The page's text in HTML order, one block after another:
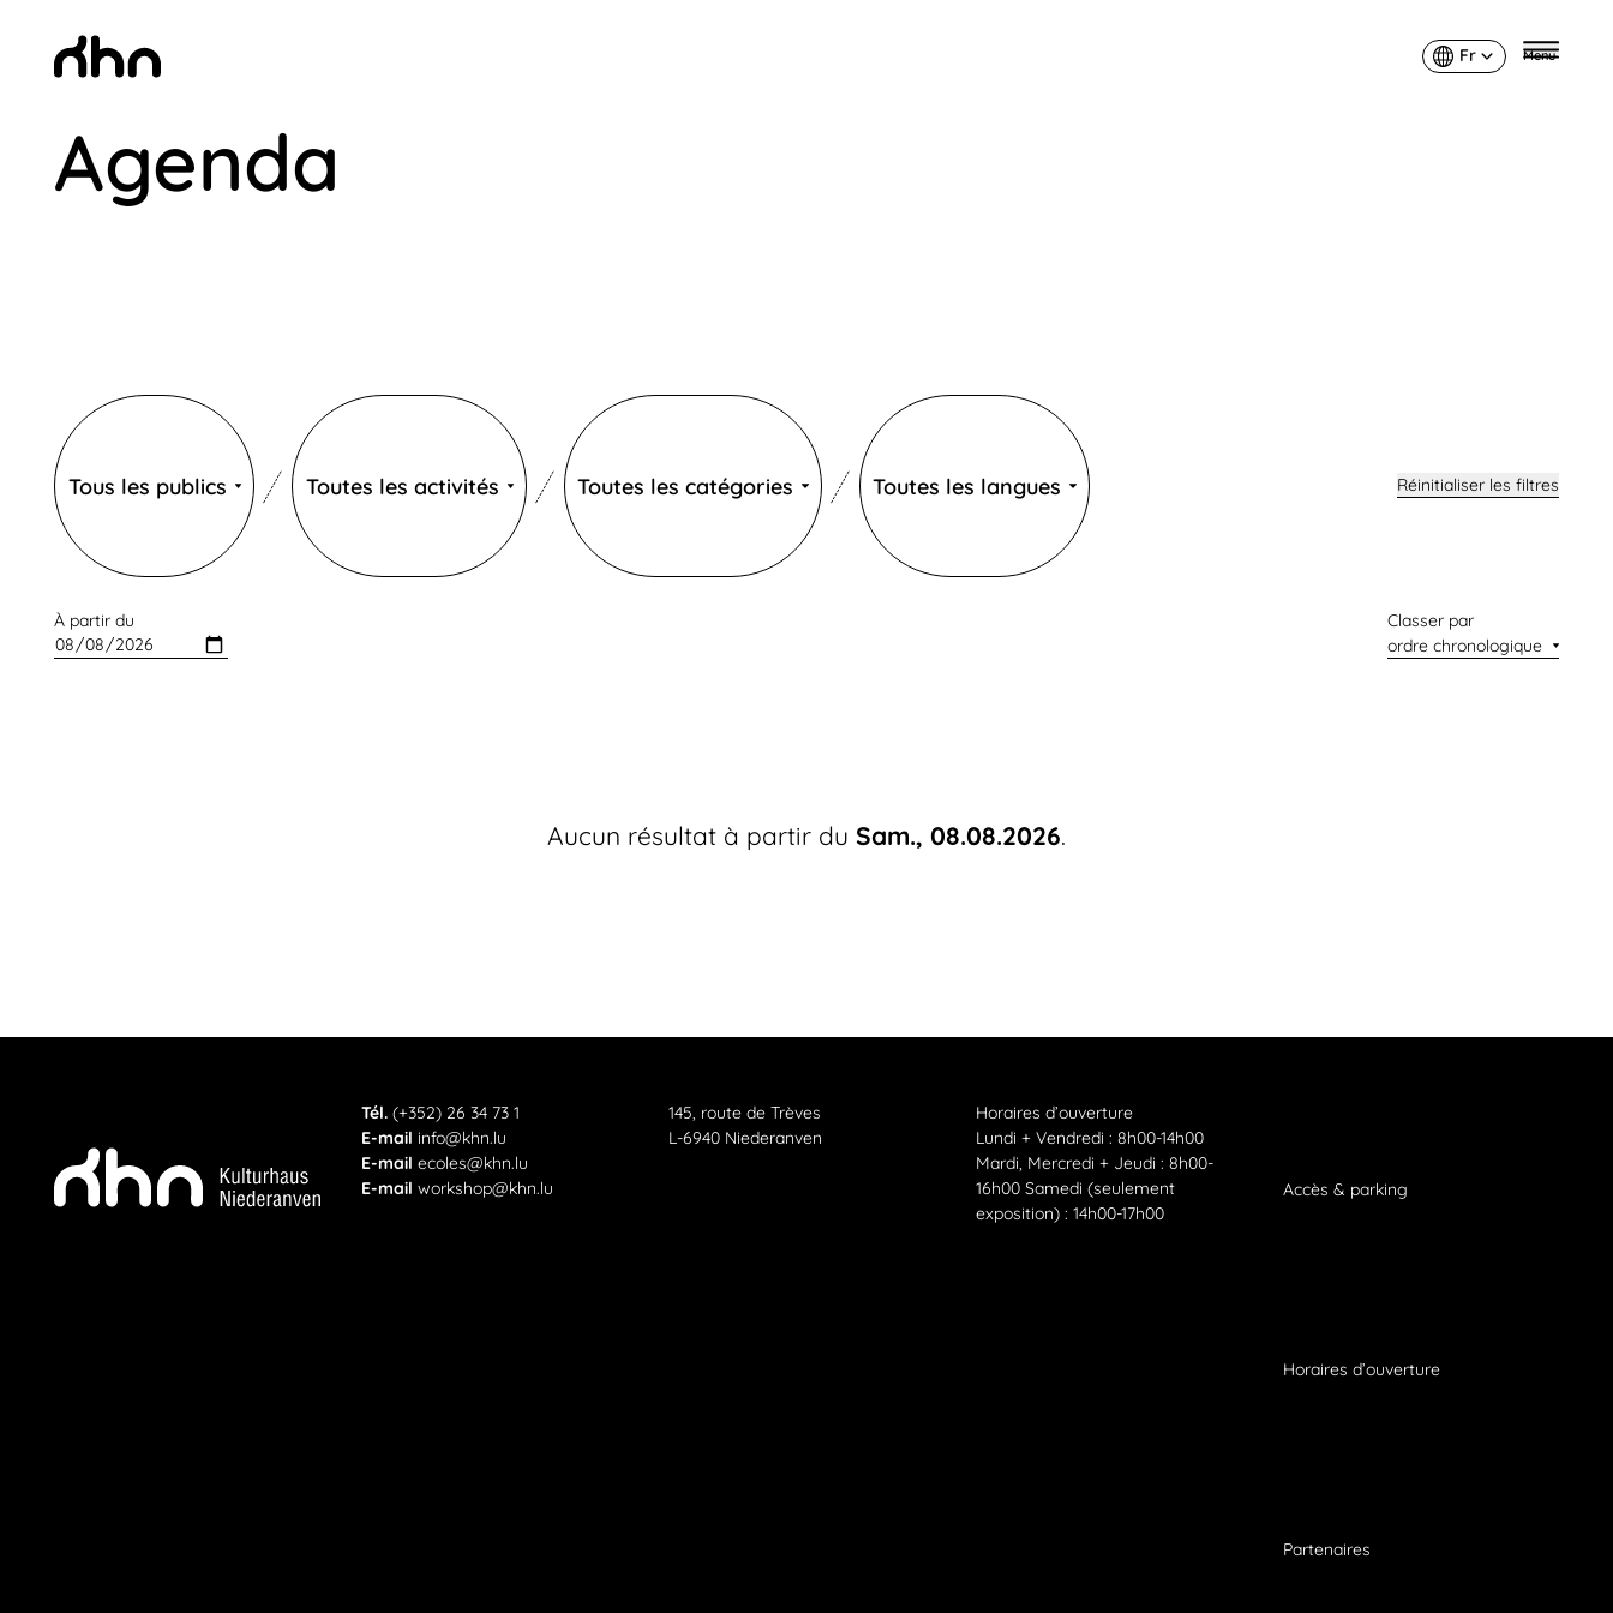
KHN
Français
Fr Menu
Agenda
Publics
Tous les publics
Catégories
Toutes les activités
Catégories
Toutes les catégories
Langues
Toutes les langues Réinitialiser les filtres
À partir du Classer par
Aucun résultat à partir du Sam., 08.08.2026.
Téléphone
Tél.(+352) 26 34 73 1
E-Mail
E-mail info@khn.lu
E-Mail
E-mailecoles@khn.lu
E-Mail
E-mailworkshop@khn.lu
145, route de Trèves
L-6940 Niederanven
Horaires d’ouverture
Lundi + Vendredi : 8h00-14h00
Mardi, Mercredi + Jeudi : 8h00-
16h00 Samedi (seulement
exposition) : 14h00-17h00
Accès& parking
Horaires d’ouverture
Partenaires